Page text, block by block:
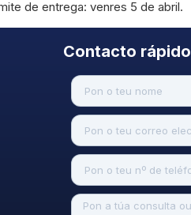
de entrega: venres 5 de abril.
Contacto rápido